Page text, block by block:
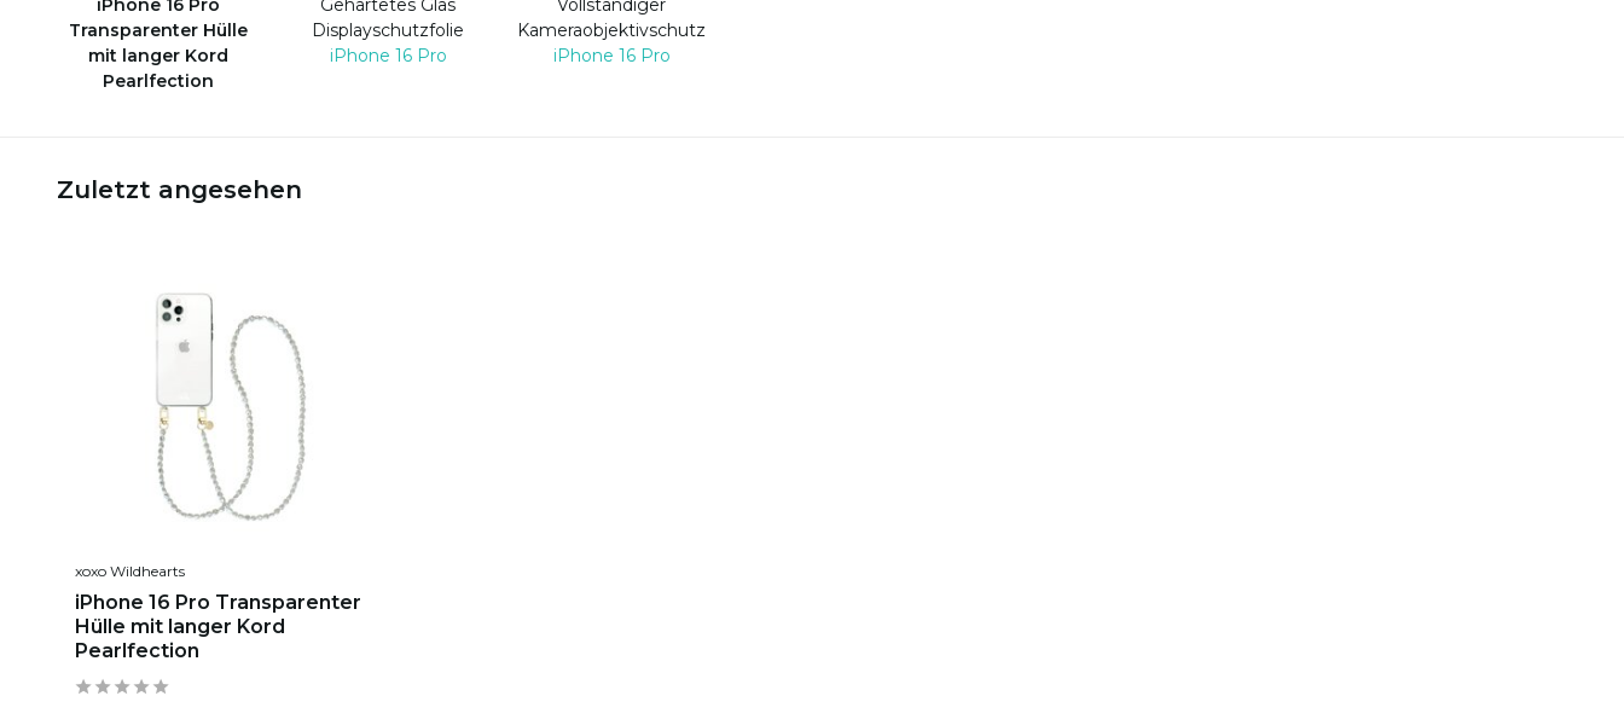
iPhone 16 Pro
Transparenter Hülle
mit langer Kord
Pearlfection
Gehärtetes Glas
Displayschutzfolie
iPhone 16 Pro
Vollständiger
Kameraobjektivschutz
iPhone 16 Pro
Zuletzt angesehen
xoxo Wildhearts
iPhone 16 Pro Transparenter
Hülle mit langer Kord
Pearlfection